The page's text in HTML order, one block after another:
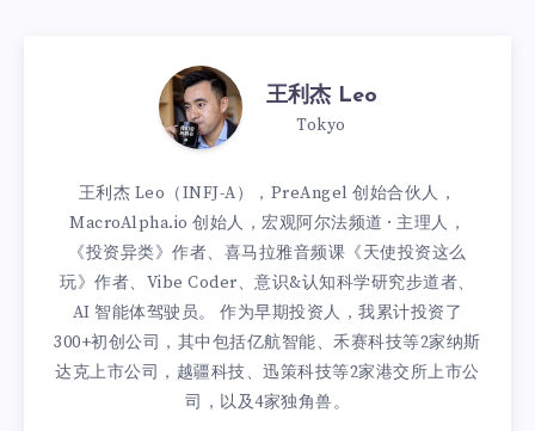
王利杰 Leo
Tokyo
王利杰 Leo（INFJ-A），PreAngel 创始合伙人，
MacroAlpha.io 创始人，宏观阿尔法频道 · 主理人，
《投资异类》作者、喜马拉雅音频课《天使投资这么
玩》作者、Vibe Coder、意识&认知科学研究步道者、
AI 智能体驾驶员。 作为早期投资人，我累计投资了
300+初创公司，其中包括亿航智能、禾赛科技等2家纳斯
达克上市公司，越疆科技、迅策科技等2家港交所上市公
司，以及4家独角兽。